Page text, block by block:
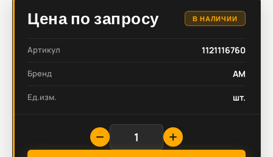
Цена по запросу В НАЛИЧИИ
Артикул 1121116760
Бренд AM
Ед.изм. шт.